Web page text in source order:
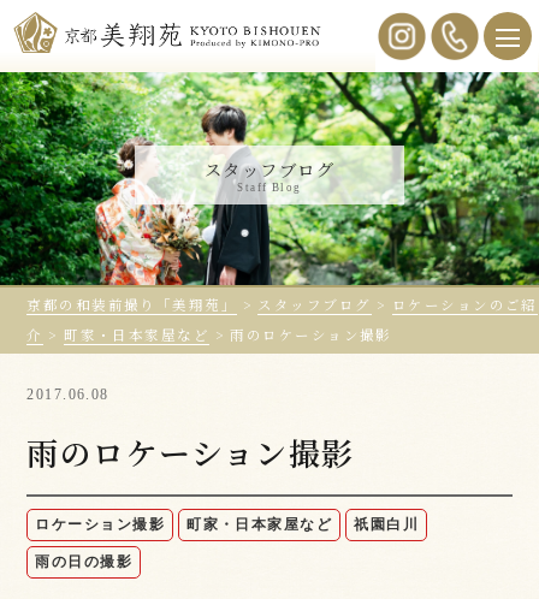
スタッフブログ
Staff Blog
京都の和装前撮り「美翔苑」 > スタッフブログ > ロケーションのご紹
介 > 町家・日本家屋など >雨のロケーション撮影
2017.06.08
雨のロケーション撮影
ロケーション撮影 町家・日本家屋など 祇園白川
雨の日の撮影